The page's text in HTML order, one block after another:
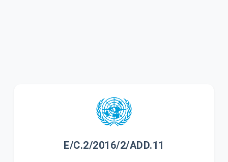
E/C.2/2016/2/ADD.11